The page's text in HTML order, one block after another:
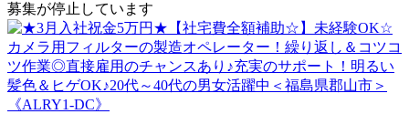
募集が停止しています